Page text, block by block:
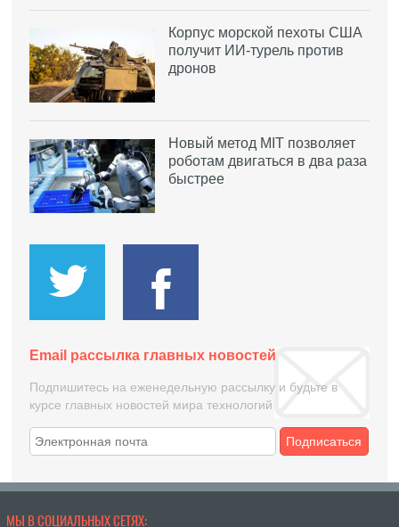
Корпус морской пехоты США
получит ИИ-турель против
дронов
Новый метод MIT позволяет
роботам двигаться в два раза
быстрее
Email рассылка главных новостей
Подпишитесь на еженедельную рассылку и будьте в
курсе главных новостей мира технологий
Подписаться
МЫ В СОЦИАЛЬНЫХ СЕТЯХ: